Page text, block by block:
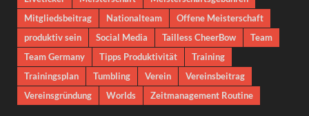
Mitgliedsbeitrag
Nationalteam
Offene Meisterschaft
produktiv sein
Social Media Tailless CheerBow
Team
Team Germany
Tipps Produktivität
Training
Trainingsplan
Tumbling Verein
Vereinsbeitrag
Vereinsgründung
Worlds Zeitmanagement Routine